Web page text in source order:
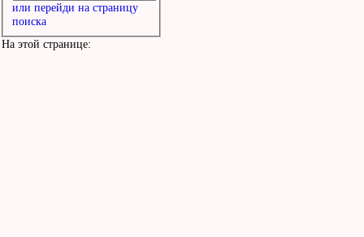
или перейди на страницу
поиска
На этой странице: